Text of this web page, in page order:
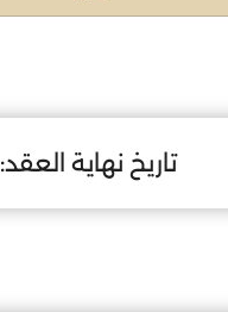
تاريخ نهاية العقد: